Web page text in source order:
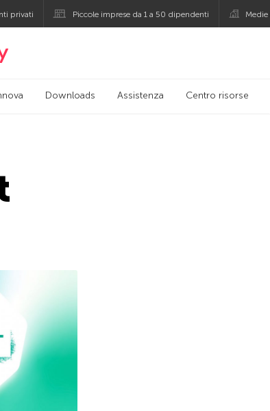
privati Piccole imprese da 1 a 50 dipendenti
di Kaspersky
Downloads Assistenza Centro risorse